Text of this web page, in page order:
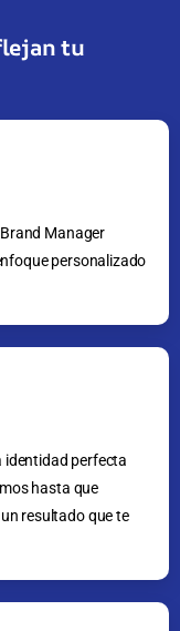
tu
Manager
personalizado
identidad perfecta
hasta que
resultado que te